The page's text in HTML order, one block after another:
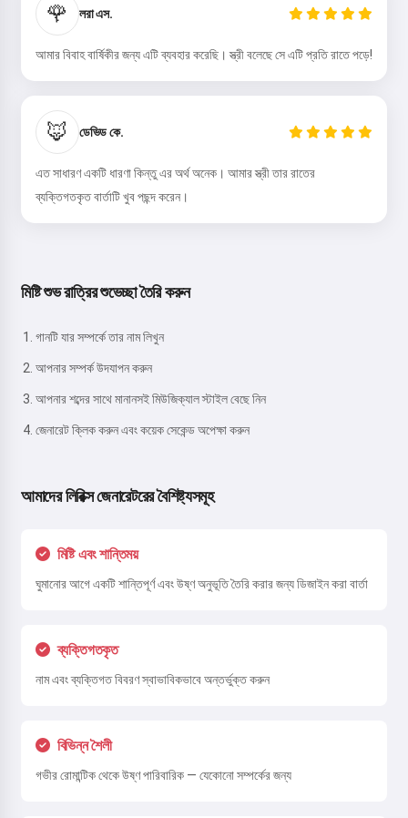
🌹 লরা এস.
আমার বিবাহ বার্ষিকীর জন্য এটি ব্যবহার করেছি। স্ত্রী বলেছে সে এটি প্রতি রাতে পড়ে!
🦊 ডেভিড কে.
এত সাধারণ একটি ধারণা কিন্তু এর অর্থ অনেক। আমার স্ত্রী তার রাতের
ব্যক্তিগতকৃত বার্তাটি খুব পছন্দ করেন।
মিষ্টি শুভ রাত্রির শুভেচ্ছা তৈরি করুন
গানটি যার সম্পর্কে তার নাম লিখুন
আপনার সম্পর্ক উদযাপন করুন
আপনার শব্দের সাথে মানানসই মিউজিক্যাল স্টাইল বেছে নিন
জেনারেট ক্লিক করুন এবং কয়েক সেকেন্ড অপেক্ষা করুন
আমাদের লিরিক্স জেনারেটরের বৈশিষ্ট্যসমূহ
মিষ্টি এবং শান্তিময়
ঘুমানোর আগে একটি শান্তিপূর্ণ এবং উষ্ণ অনুভূতি তৈরি করার জন্য ডিজাইন করা বার্তা
ব্যক্তিগতকৃত
নাম এবং ব্যক্তিগত বিবরণ স্বাভাবিকভাবে অন্তর্ভুক্ত করুন
বিভিন্ন শৈলী
গভীর রোমান্টিক থেকে উষ্ণ পারিবারিক — যেকোনো সম্পর্কের জন্য